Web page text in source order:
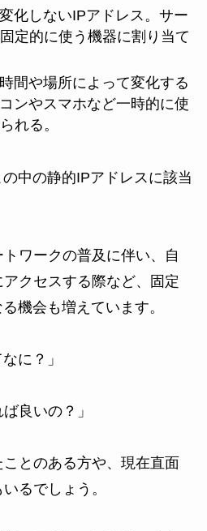
化しないIPアドレス。サー
定的に使う機器に割り当て
間や場所によって変化する
ンやスマホなど一時的に使
れる。
中の静的IPアドレスに該当
ワークの普及に伴い、自
クセスする際など、固定
機会も増えています。
に？」
良いの？」
とのある方や、現在直面
るでしょう。